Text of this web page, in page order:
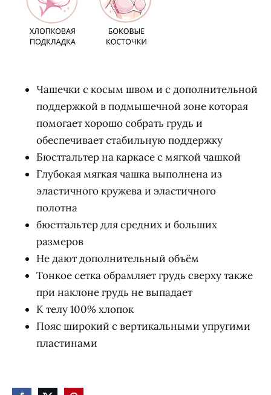
Чашечки с косым швом и с дополнительной
поддержкой в подмышечной зоне которая
помогает хорошо собрать грудь и
обеспечивает стабильную поддержку
Бюстгальтер на каркасе с мягкой чашкой
Глубокая мягкая чашка выполнена из
эластичного кружева и эластичного
полотна
бюстгальтер для средних и больших
размеров
Не дают дополнительный объём
Тонкое сетка обрамляет грудь сверху также
при наклоне грудь не выпадает
К телу 100% хлопок
Пояс широкий с вертикальными упругими
пластинами